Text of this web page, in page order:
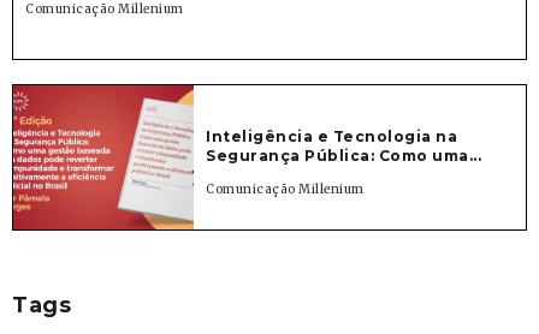
Comunicação Millenium
Inteligência e Tecnologia na
Segurança Pública: Como uma...
Comunicação Millenium
Tags